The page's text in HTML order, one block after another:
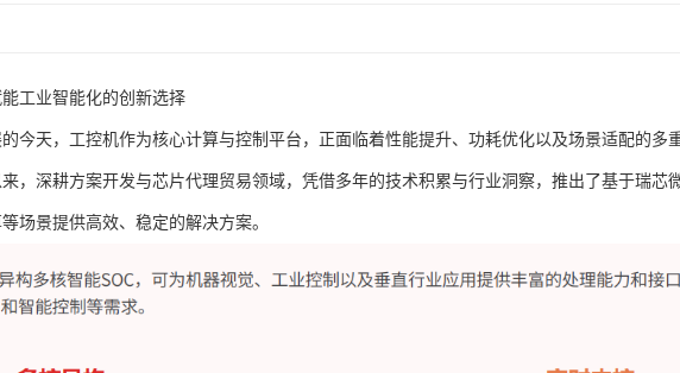
工业智能化的创新选择
今天，工控机作为核心计算与控制平台，正面临着性能提升、功耗优化以及场景适配的多
，深耕方案开发与芯片代理贸易领域，凭借多年的技术积累与行业洞察，推出了基于瑞芯
场景提供高效、稳定的解决方案。